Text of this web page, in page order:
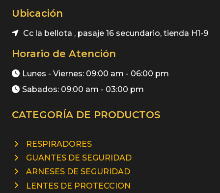
Ubicación
Cc la bellota , pasaje 16 secundario, tienda H1-9
Horario de Atención
Lunes - Viernes: 09:00 am - 06:00 pm
Sabados: 09:00 am - 03:00 pm
CATEGORÍA DE PRODUCTOS
RESPIRADORES
GUANTES DE SEGURIDAD
ARNESES DE SEGURIDAD
LENTES DE PROTECCION